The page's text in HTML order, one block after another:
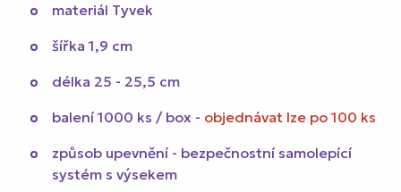
materiál Tyvek
šířka 1,9 cm
délka 25 - 25,5 cm
balení 1000 ks / box - objednávat lze po 100 ks
způsob upevnění - bezpečnostní samolepící
systém s výsekem